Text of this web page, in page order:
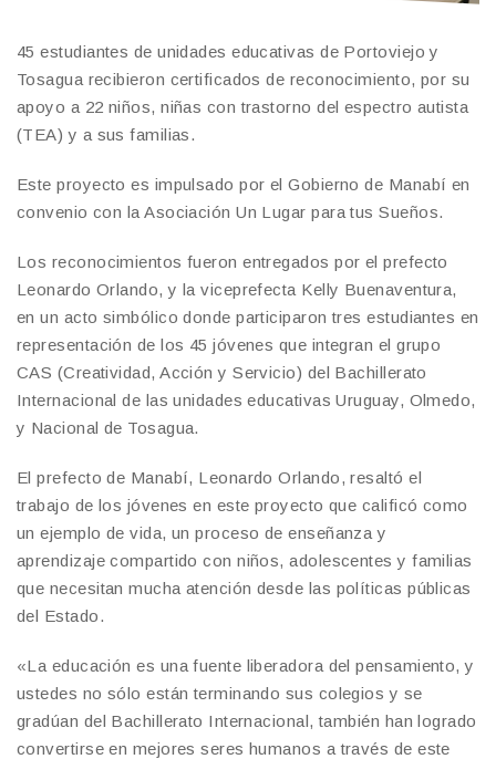
45 estudiantes de unidades educativas de Portoviejo y
Tosagua recibieron certificados de reconocimiento, por su
apoyo a 22 niños, niñas con trastorno del espectro autista
(TEA) y a sus familias.
Este proyecto es impulsado por el Gobierno de Manabí en
convenio con la Asociación Un Lugar para tus Sueños.
Los reconocimientos fueron entregados por el prefecto
Leonardo Orlando, y la viceprefecta Kelly Buenaventura,
en un acto simbólico donde participaron tres estudiantes en
representación de los 45 jóvenes que integran el grupo
CAS (Creatividad, Acción y Servicio) del Bachillerato
Internacional de las unidades educativas Uruguay, Olmedo,
y Nacional de Tosagua.
El prefecto de Manabí, Leonardo Orlando, resaltó el
trabajo de los jóvenes en este proyecto que calificó como
un ejemplo de vida, un proceso de enseñanza y
aprendizaje compartido con niños, adolescentes y familias
que necesitan mucha atención desde las políticas públicas
del Estado.
«La educación es una fuente liberadora del pensamiento, y
ustedes no sólo están terminando sus colegios y se
gradúan del Bachillerato Internacional, también han logrado
convertirse en mejores seres humanos a través de este